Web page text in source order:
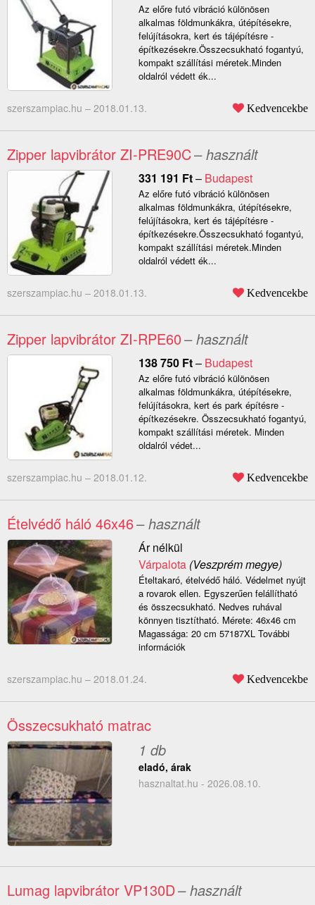
Az előre futó vibráció különösen
alkalmas földmunkákra, útépítésekre,
felújításokra, kert és tájépítésre -
építkezésekre.Összecsukható fogantyú,
kompakt szállítási méretek.Minden
oldalról védett ék...
szerszampiac.hu – 2018.01.13. Kedvencekbe
Zipper lapvibrátor ZI-PRE90C– használt
331 191 Ft– Budapest
Az előre futó vibráció különösen
alkalmas földmunkákra, útépítésekre,
felújításokra, kert és tájépítésre -
építkezésekre.Összecsukható fogantyú,
kompakt szállítási méretek.Minden
oldalról védett ék...
szerszampiac.hu – 2018.01.13. Kedvencekbe
Zipper lapvibrátor ZI-RPE60– használt
138 750 Ft– Budapest
Az előre futó vibráció különösen
alkalmas földmunkákra, útépítésekre,
felújításokra, kert és park építésre -
építkezésekre. Összecsukható fogantyú,
kompakt szállítási méretek. Minden
oldalról védet...
szerszampiac.hu – 2018.01.12. Kedvencekbe
Ételvédő háló 46x46– használt
Ár nélkül
Várpalota(Veszprém megye)
Ételtakaró, ételvédő háló. Védelmet nyújt
a rovarok ellen. Egyszerűen felállítható
és összecsukható. Nedves ruhával
könnyen tisztítható. Mérete: 46x46 cm
Magassága: 20 cm 57187XL További
információk
szerszampiac.hu – 2018.01.24. Kedvencekbe
Összecsukható matrac
1 db
eladó, árak
hasznaltat.hu - 2026.08.10.
Lumag lapvibrátor VP130D– használt